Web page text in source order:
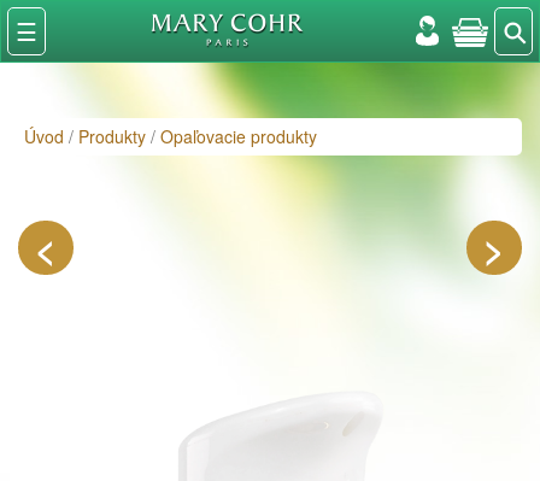
☰ ⚲
Úvod / Produkty / Opaľovacie produkty
< >